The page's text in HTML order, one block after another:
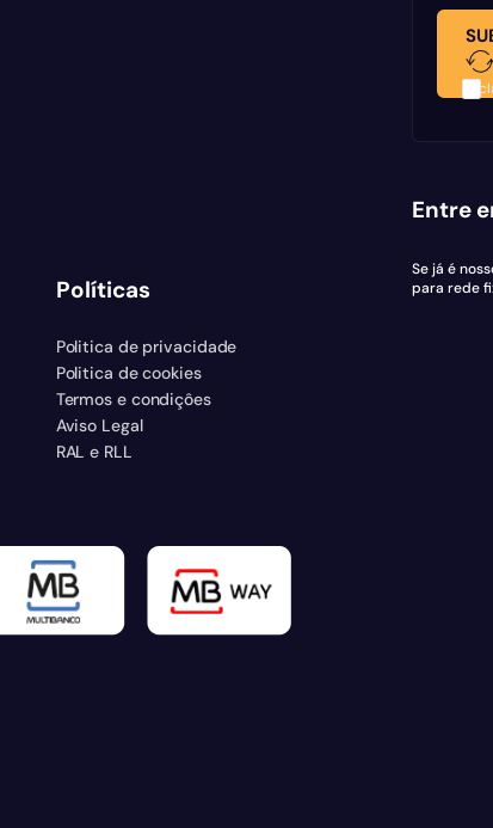
Políticas
Politica de privacidade
Politica de cookies
Termos e condiçôes
Aviso Legal
RAL e RLL
Entre
Se já é
para rede